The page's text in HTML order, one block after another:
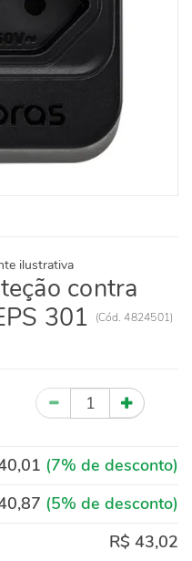
contra
301
(Cód.4824501)
Quantidade
(7% de desconto)
(5% de desconto)
R$ 43,02